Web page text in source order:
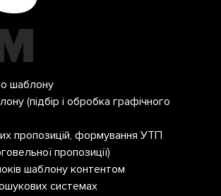
Lшаблону
(підбір і обробка графічного
пропозицій, формування УТП
пропозиції)
шаблону контентом
системах